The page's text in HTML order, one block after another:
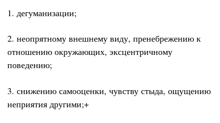
1. дегуманизации;
2. неопрятному внешнему виду, пренебрежению к
отношению окружающих, эксцентричному
поведению;
3. снижению самооценки, чувству стыда, ощущению
неприятия другими;+